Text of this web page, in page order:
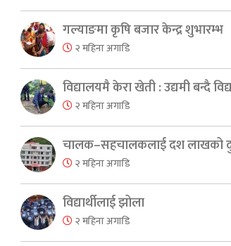
गल्याङमा कृषि बजार केन्द्र शुभारम्भ
२ महिना अगाडि
विद्यालयमै केरा खेती : उद्यमी बन्दै
२ महिना अगाडि
चालक–सहचालकलाई दश लाखको
२ महिना अगाडि
विद्यार्थीलाई झोला
२ महिना अगाडि